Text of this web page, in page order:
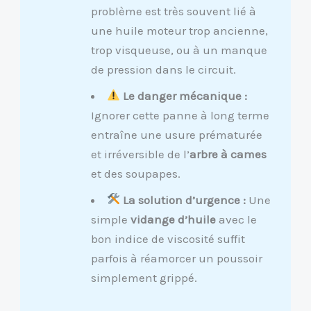
problème est très souvent lié à
une huile moteur trop ancienne,
trop visqueuse, ou à un manque
de pression dans le circuit.
Le danger mécanique :
Ignorer cette panne à long terme
entraîne une usure prématurée
et irréversible de l’arbre à cames
et des soupapes.
La solution d’urgence : Une
simple vidange d’huileavec le
bon indice de viscosité suffit
parfois à réamorcer un poussoir
simplement grippé.